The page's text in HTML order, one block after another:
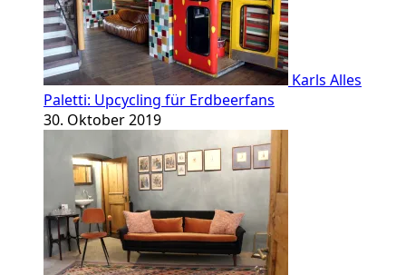
Karls Alles
Paletti: Upcycling für Erdbeerfans
30. Oktober 2019